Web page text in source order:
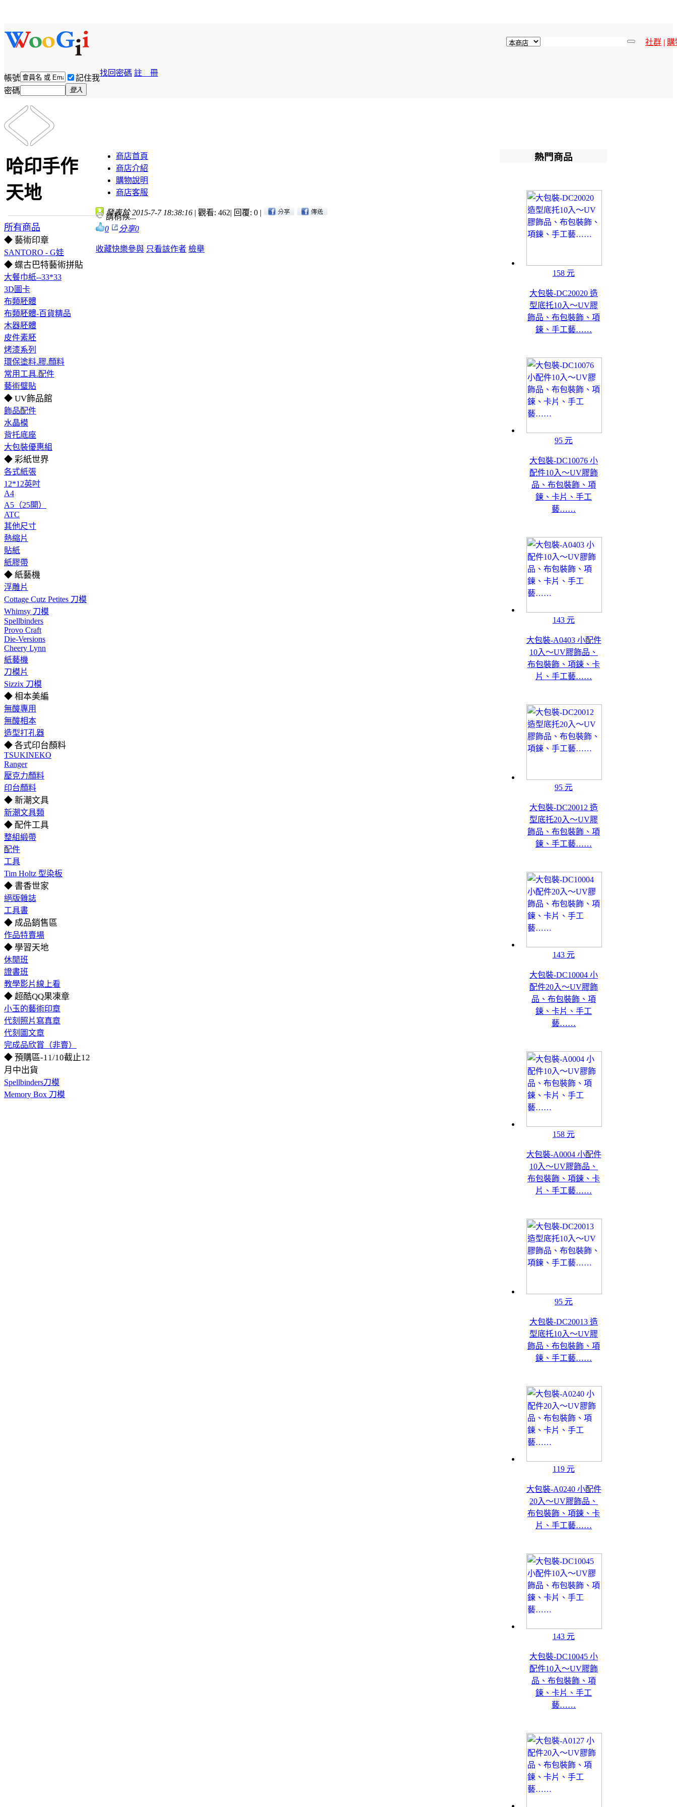
社群 | 購
帳號 記住我
找回密碼 註 冊
密碼 登入
哈印手作
天地
所有商品
◆ 藝術印章
SANTORO - G娃
◆ 蝶古巴特藝術拼貼
大餐巾紙--33*33
3D圖卡
布類胚體
布類胚體-百貨精品
木器胚體
皮件素胚
烤漆系列
環保塗料.膠.顏料
常用工具.配件
藝術璧貼
◆ UV飾品館
飾品配件
水晶模
背托底座
大包裝優惠組
◆ 彩紙世界
各式紙張
12*12英吋
A4
A5（25開）
ATC
其他尺寸
熱縮片
貼紙
紙膠帶
◆ 紙藝機
浮雕片
Cottage Cutz Petites 刀模
Whimsy 刀模
Spellbinders
Provo Craft
Die-Versions
Cheery Lynn
紙藝機
刀模片
Sizzix 刀模
◆ 相本美編
無酸專用
無酸相本
造型打孔器
◆ 各式印台顏料
TSUKINEKO
Ranger
壓克力顏料
印台顏料
◆ 新潮文具
新潮文具類
◆ 配件工具
整組緞帶
配件
工具
Tim Holtz 型染板
◆ 書香世家
絕版雜誌
工具書
◆ 成品銷售區
作品特賣場
◆ 學習天地
休閒班
證書班
教學影片線上看
◆ 超酷QQ果凍章
小玉的藝術印章
代刻照片寫真章
代刻圖文章
完成品欣賞（非賣）
◆ 預購區-11/10截止12
月中出貨
Spellbinders刀模
Memory Box 刀模
商店首頁
商店介紹
購物說明
商店客服
發表於 2015-7-7 18:38:16 | 觀看: 462| 回覆: 0 |
請稍候...
0
分享0
收藏快樂參與 只看該作者 檢舉
熱門商品
158 元
大包裝-DC20020 造
型底托10入～UV膠
飾品、布包裝飾、項
鍊、手工藝……
95 元
大包裝-DC10076 小
配件10入～UV膠飾
品、布包裝飾、項
鍊、卡片、手工
藝……
143 元
大包裝-A0403 小配件
10入～UV膠飾品、
布包裝飾、項鍊、卡
片、手工藝……
95 元
大包裝-DC20012 造
型底托20入～UV膠
飾品、布包裝飾、項
鍊、手工藝……
143 元
大包裝-DC10004 小
配件20入～UV膠飾
品、布包裝飾、項
鍊、卡片、手工
藝……
158 元
大包裝-A0004 小配件
10入～UV膠飾品、
布包裝飾、項鍊、卡
片、手工藝……
95 元
大包裝-DC20013 造
型底托10入～UV膠
飾品、布包裝飾、項
鍊、手工藝……
119 元
大包裝-A0240 小配件
20入～UV膠飾品、
布包裝飾、項鍊、卡
片、手工藝……
143 元
大包裝-DC10045 小
配件10入～UV膠飾
品、布包裝飾、項
鍊、卡片、手工
藝……